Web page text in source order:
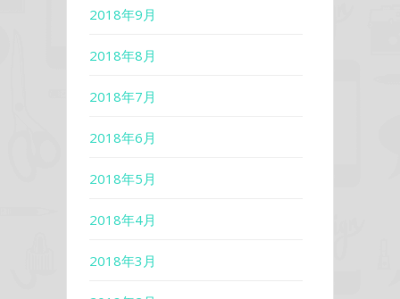
2018年9月
2018年8月
2018年7月
2018年6月
2018年5月
2018年4月
2018年3月